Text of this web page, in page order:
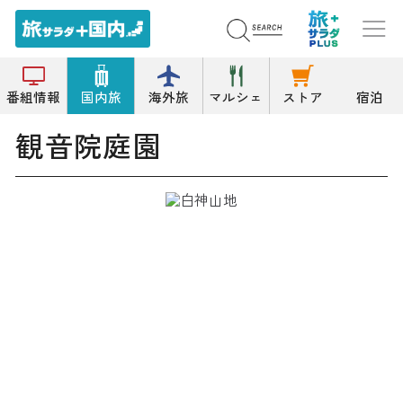
番組情報 国内旅 海外旅 マルシェ ストア 宿泊
トップ 観音院庭園
観音院庭園